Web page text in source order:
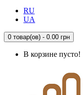
RU
UA
0 товар(ов) - 0.00 грн
В корзине пусто!